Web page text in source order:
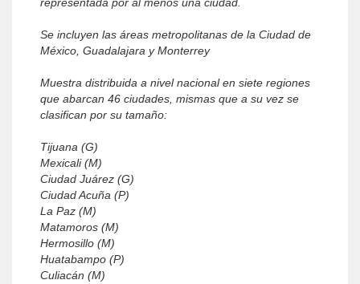
Se incluyen las áreas metropolitanas de la Ciudad de
México, Guadalajara y Monterrey
Muestra distribuida a nivel nacional en siete regiones
que abarcan 46 ciudades, mismas que a su vez se
clasifican por su tamaño:
Tijuana (G)
Mexicali (M)
Ciudad Juárez (G)
Ciudad Acuña (P)
La Paz (M)
Matamoros (M)
Hermosillo (M)
Huatabampo (P)
Culiacán (M)